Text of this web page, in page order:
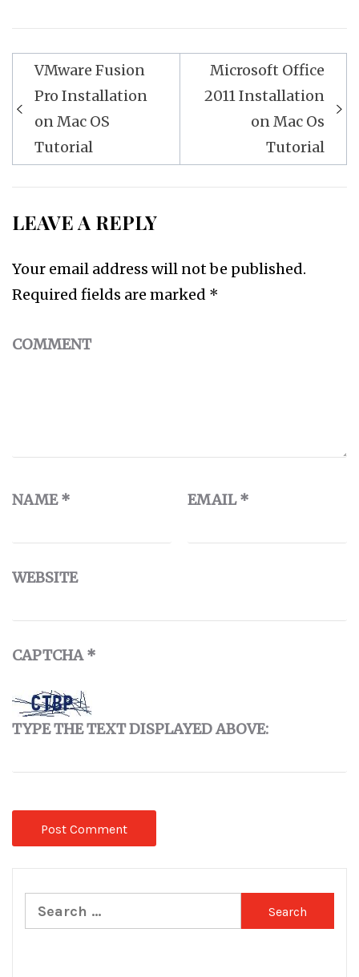
Post
navigation
VMware Fusion
Pro Installation
on Mac OS
Tutorial
Microsoft Office
2011 Installation
on Mac Os
Tutorial
LEAVE A REPLY
Your email address will not be published.
Required fields are marked *
COMMENT
NAME* EMAIL*
WEBSITE
CAPTCHA*
TYPE THE TEXT DISPLAYED ABOVE:
Search
for: